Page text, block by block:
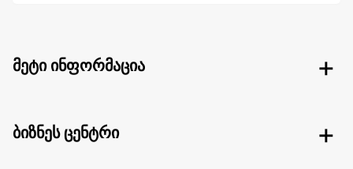
მეტი ინფორმაცია
ბიზნეს ცენტრი